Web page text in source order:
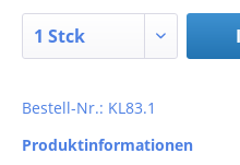
Bestell-Nr.: KL83.1
Produktinformationen